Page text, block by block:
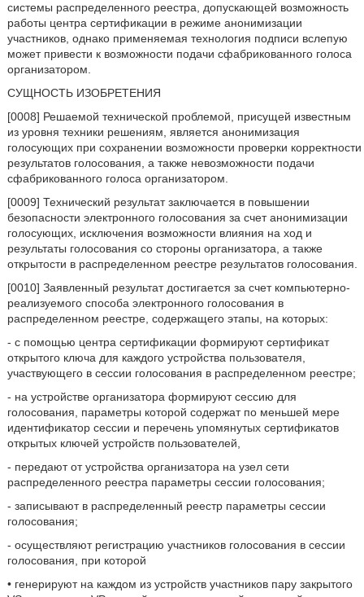
системы распределенного реестра, допускающей возможность
работы центра сертификации в режиме анонимизации
участников, однако применяемая технология подписи вслепую
может привести к возможности подачи сфабрикованного голоса
организатором.
СУЩНОСТЬ ИЗОБРЕТЕНИЯ
[0008] Решаемой технической проблемой, присущей известным
из уровня техники решениям, является анонимизация
голосующих при сохранении возможности проверки корректности
результатов голосования, а также невозможности подачи
сфабрикованного голоса организатором.
[0009] Технический результат заключается в повышении
безопасности электронного голосования за счет анонимизации
голосующих, исключения возможности влияния на ход и
результаты голосования со стороны организатора, а также
открытости в распределенном реестре результатов голосования.
[0010] Заявленный результат достигается за счет компьютерно-
реализуемого способа электронного голосования в
распределенном реестре, содержащего этапы, на которых:
- с помощью центра сертификации формируют сертификат
открытого ключа для каждого устройства пользователя,
участвующего в сессии голосования в распределенном реестре;
- на устройстве организатора формируют сессию для
голосования, параметры которой содержат по меньшей мере
идентификатор сессии и перечень упомянутых сертификатов
открытых ключей устройств пользователей,
- передают от устройства организатора на узел сети
распределенного реестра параметры сессии голосования;
- записывают в распределенный реестр параметры сессии
голосования;
- осуществляют регистрацию участников голосования в сессии
голосования, при которой
• генерируют на каждом из устройств участников пару закрытого